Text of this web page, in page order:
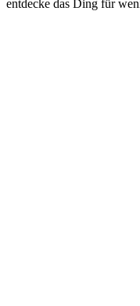
entdecke das Ding für